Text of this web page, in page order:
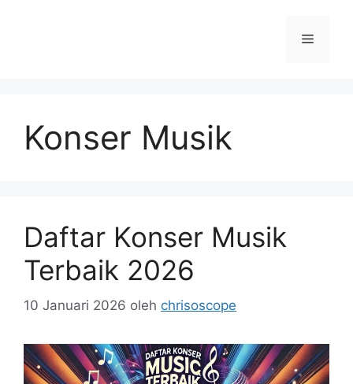
Menu
Konser Musik
Daftar Konser Musik
Terbaik 2026
10 Januari 2026 oleh chrisoscope